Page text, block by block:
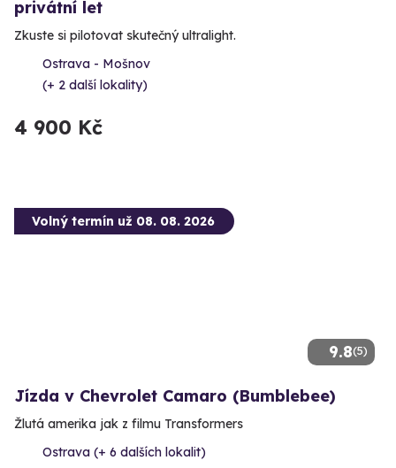
privátní let
Zkuste si pilotovat skutečný ultralight.
Ostrava - Mošnov
(+ 2 další lokality)
4 900 Kč
9.8(5)
Volný termín už 08. 08. 2026
Jízda v Chevrolet Camaro (Bumblebee)
Žlutá amerika jak z filmu Transformers
Ostrava (+ 6 dalších lokalit)